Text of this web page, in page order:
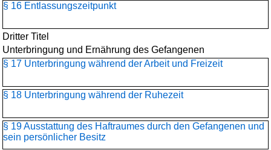
§ 16 Entlassungszeitpunkt
Dritter Titel
Unterbringung und Ernährung des Gefangenen
§ 17 Unterbringung während der Arbeit und Freizeit
§ 18 Unterbringung während der Ruhezeit
§ 19 Ausstattung des Haftraumes durch den Gefangenen und
sein persönlicher Besitz